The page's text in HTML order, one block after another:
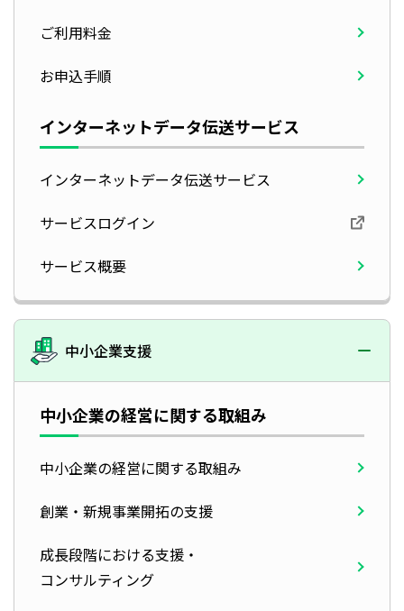
ご利用料金
お申込手順
インターネットデータ伝送サービス
インターネットデータ伝送サービス
サービスログイン
サービス概要
中小企業支援
中小企業の経営に関する取組み
中小企業の経営に関する取組み
創業・新規事業開拓の支援
成長段階における支援・
コンサルティング